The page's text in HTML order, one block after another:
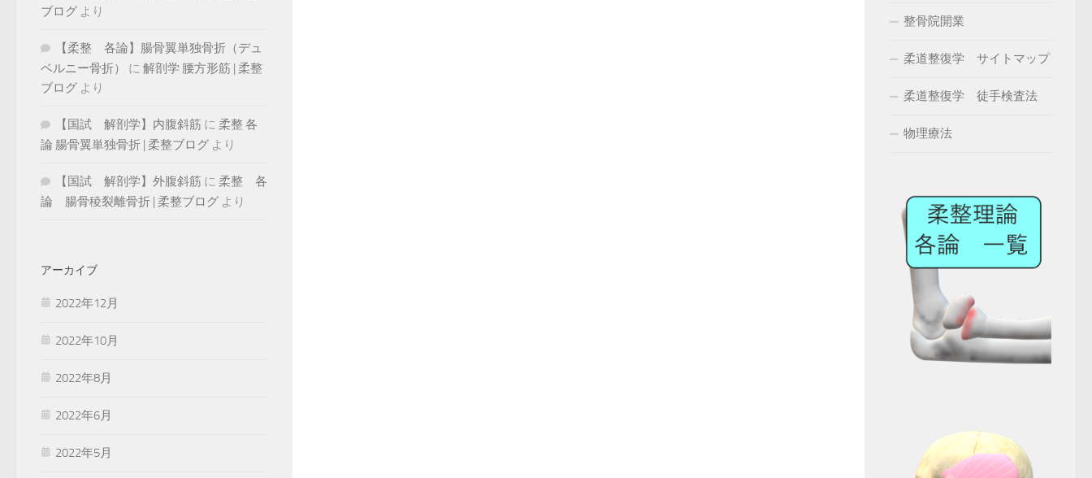
ブログ より
【柔整 各論】腸骨翼単独骨折（デュ
ベルニー骨折）
に 解剖学 腰方形筋 | 柔整
ブログ より
【国試 解剖学】内腹斜筋 に 柔整 各
論 腸骨翼単独骨折 | 柔整ブログ より
【国試 解剖学】外腹斜筋 に 柔整 各
論 腸骨稜裂離骨折 | 柔整ブログ より
アーカイブ
2022年12月
2022年10月
2022年8月
2022年6月
2022年5月
整骨院開業
柔道整復学 サイトマップ
柔道整復学 徒手検査法
物理療法